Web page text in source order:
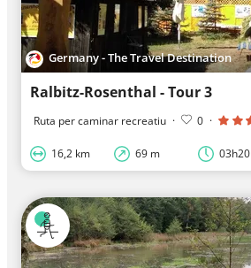
Germany - The Travel Destination
Ralbitz-Rosenthal - Tour 3
Ruta per caminar recreatiu · 0 ·
16,2 km 69 m 03h20